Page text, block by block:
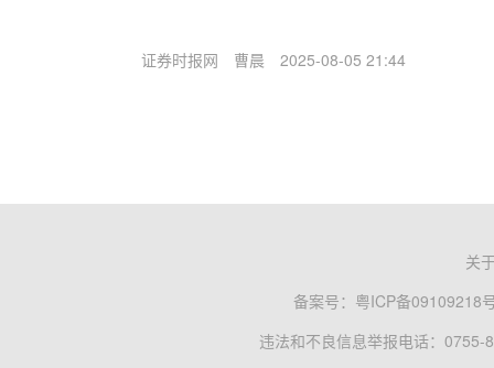
证券时报网 曹晨 2025-08-05 21:44
关
备案号： 粤ICP备09109218
违法和不良信息举报电话：0755-